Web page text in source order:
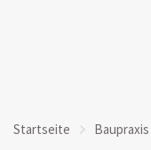
Startseite Baupraxis